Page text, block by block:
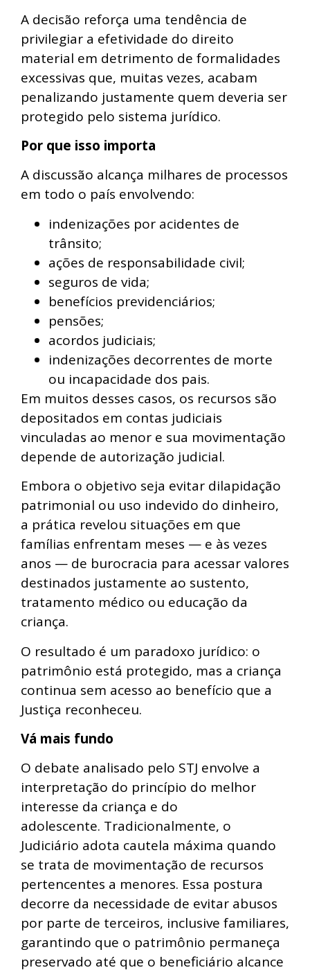
A decisão reforça uma tendência de
privilegiar a efetividade do direito
material em detrimento de formalidades
excessivas que, muitas vezes, acabam
penalizando justamente quem deveria ser
protegido pelo sistema jurídico.
Por que isso importa
A discussão alcança milhares de processos
em todo o país envolvendo:
indenizações por acidentes de
trânsito;
ações de responsabilidade civil;
seguros de vida;
benefícios previdenciários;
pensões;
acordos judiciais;
indenizações decorrentes de morte
ou incapacidade dos pais.
Em muitos desses casos, os recursos são
depositados em contas judiciais
vinculadas ao menor e sua movimentação
depende de autorização judicial.
Embora o objetivo seja evitar dilapidação
patrimonial ou uso indevido do dinheiro,
a prática revelou situações em que
famílias enfrentam meses — e às vezes
anos — de burocracia para acessar valores
destinados justamente ao sustento,
tratamento médico ou educação da
criança.
O resultado é um paradoxo jurídico: o
patrimônio está protegido, mas a criança
continua sem acesso ao benefício que a
Justiça reconheceu.
Vá mais fundo
O debate analisado pelo STJ envolve a
interpretação do princípio do melhor
interesse da criança e do
adolescente. Tradicionalmente, o
Judiciário adota cautela máxima quando
se trata de movimentação de recursos
pertencentes a menores. Essa postura
decorre da necessidade de evitar abusos
por parte de terceiros, inclusive familiares,
garantindo que o patrimônio permaneça
preservado até que o beneficiário alcance